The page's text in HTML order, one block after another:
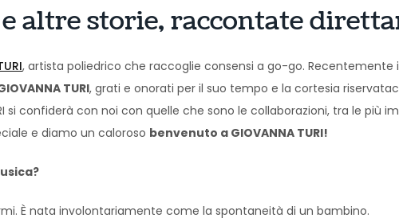
e altre storie, raccontate
, artista poliedrico che raccoglie consensi a go-go.
TURI, grati e onorati per il suo tempo e la cortesia
si confiderà con noi con quelle che sono le collaborazioni, tra le più
e diamo un caloroso benvenuto a GIOVANNA TURI!
È nata involontariamente come la spontaneità di un bambino.